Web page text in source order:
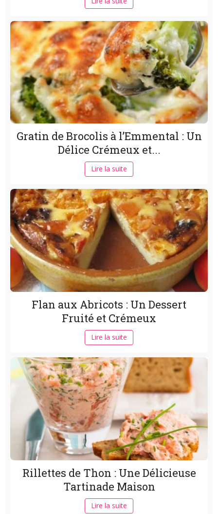
Gratin de Brocolis à l’Emmental : Un
Délice Crémeux et...
Lire la suite
Flan aux Abricots : Un Dessert
Fruité et Crémeux
Lire la suite
Rillettes de Thon : Une Délicieuse
Tartinade Maison
Lire la suite